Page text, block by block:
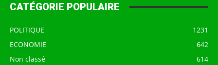
CATÉGORIE POPULAIRE
POLITIQUE
1231
ECONOMIE
642
Non classé
614